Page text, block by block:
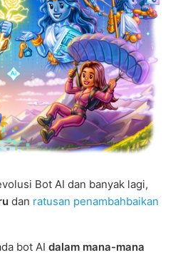
Bot AI dan banyak lagi,
dan ratusan penambahbaikan
bot AI dalam mana-mana